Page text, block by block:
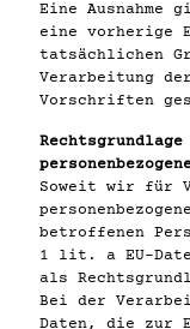
Eine
eine vorherige
tatsächlichen
Verarbeitung
Vorschriften
Soweit wir für
betroffenen
1 lit. a EU-
als
Bei der
Daten, die zur